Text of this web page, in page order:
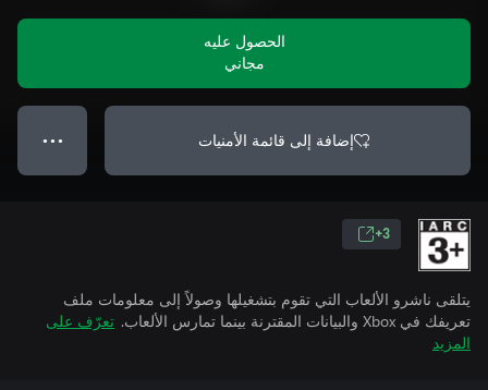
الحصول عليه
مجاني
إضافة إلى قائمة الأمنيات ● ● ●
3+
يتلقى ناشرو الألعاب التي تقوم بتشغيلها وصولاً إلى معلومات ملف
تعريفك في Xbox والبيانات المقترنة بينما تمارس الألعاب.
تعرّف على
المزيد